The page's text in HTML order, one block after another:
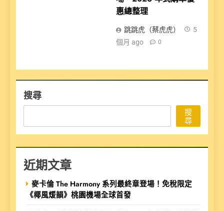
惠總整理
跳跳虎（蔡虎虎）
5
個月 ago
0
搜尋
搜
尋
近期文章
麥卡倫 The Harmony 系列最終章登場！免稅限定
《椰風煖韻》桃園機場全球首發